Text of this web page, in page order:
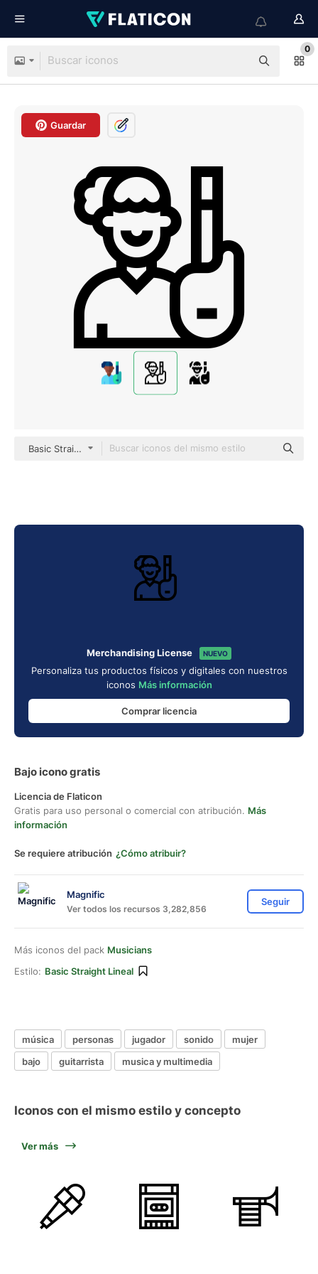
0
Guardar
Basic Straight Lineal
Merchandising License NUEVO
Personaliza tus productos físicos y digitales con nuestros
iconos Más información
Comprar licencia
Bajo icono gratis
Licencia de Flaticon
Gratis para uso personal o comercial con atribución. Más
información
Se requiere atribución ¿Cómo atribuir?
Magnific
Ver todos los recursos 3,282,856
Seguir
Más iconos del pack Musicians
Estilo: Basic Straight Lineal
música personas jugador sonido
mujer
bajo
guitarrista musica y multimedia
Iconos con el mismo estilo y concepto
Ver más